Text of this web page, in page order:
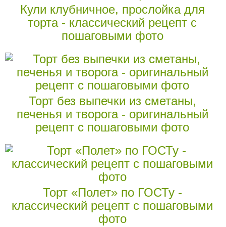
Кули клубничное, прослойка для
торта - классический рецепт с
пошаговыми фото
Торт без выпечки из сметаны,
печенья и творога - оригинальный
рецепт с пошаговыми фото
Торт «Полет» по ГОСТу -
классический рецепт с пошаговыми
фото